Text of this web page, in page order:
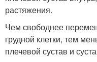
растяжения.
Чем свободнее
грудной клетки, тем
плечевой сустав и